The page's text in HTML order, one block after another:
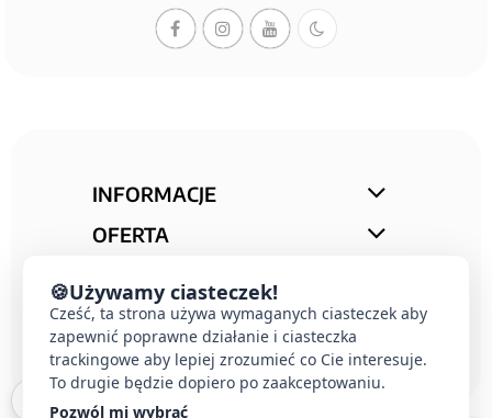
INFORMACJE
OFERTA
KONTAKT
🍪Używamy ciasteczek!
Cześć, ta strona używa wymaganych ciasteczek aby
zapewnić poprawne działanie i ciasteczka
trackingowe aby lepiej zrozumieć co Cie interesuje.
To drugie będzie dopiero po zaakceptowaniu.
Pozwól mi wybrać